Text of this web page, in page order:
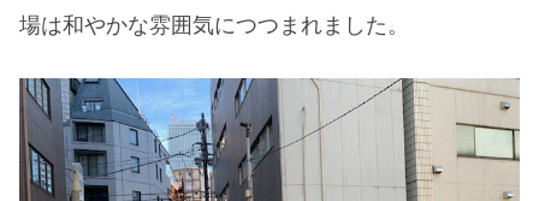
場は和やかな雰囲気につつまれました。